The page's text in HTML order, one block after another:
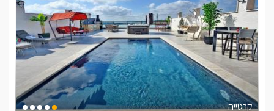
קרטייה